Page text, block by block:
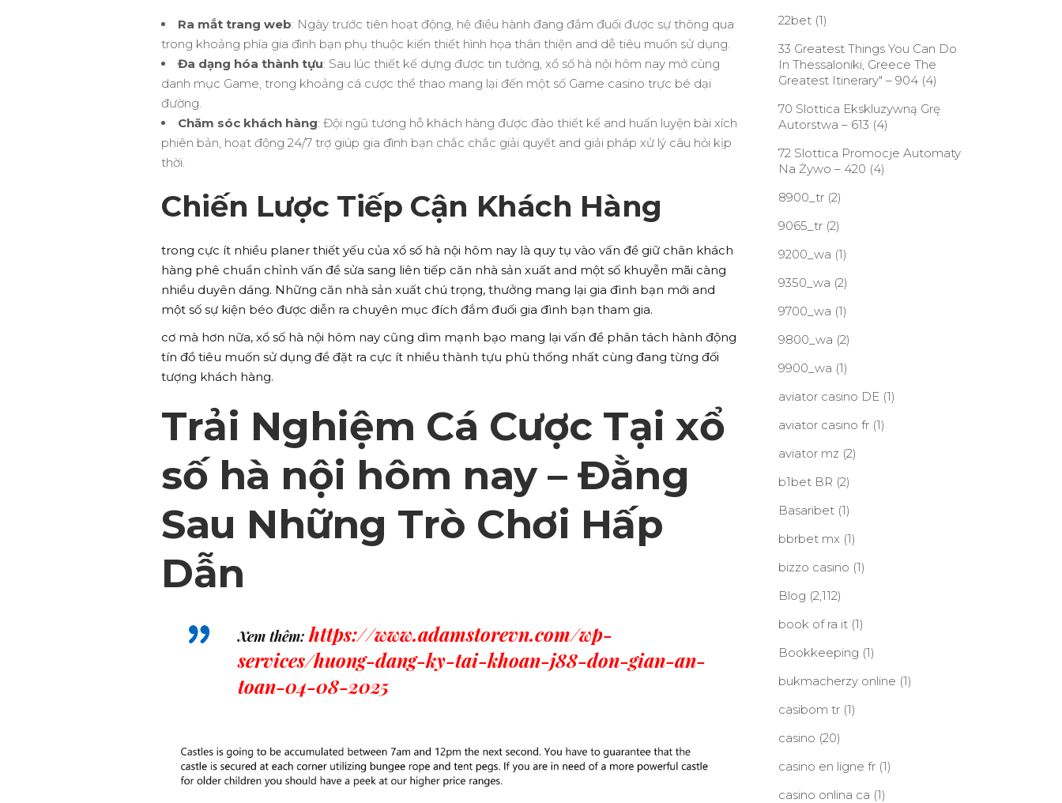
Ra mắt trang web: Ngày trước tiên hoạt động, hệ điều hành đang đắm đuối được sự thông qua
trong khoảng phía gia đình bạn phụ thuộc kiến thiết hình họa thân thiện and dễ tiêu muốn sử dụng.
Đa dạng hóa thành tựu: Sau lúc thiết kế dựng được tin tưởng, xổ số hà nội hôm nay mở cùng
danh mục Game, trong khoảng cá cược thể thao mang lại đến một số Game casino trực bé dại
đường.
Chăm sóc khách hàng: Đội ngũ tương hỗ khách hàng được đào thiết kế and huấn luyện bài xích
phiên bản, hoạt động 24/7 trợ giúp gia đình bạn chắc chắc giải quyết and giải pháp xử lý câu hỏi kịp
thời.
Chiến Lược Tiếp Cận Khách Hàng
trong cực ít nhiều planer thiết yếu của xổ số hà nội hôm nay là quy tụ vào vấn đề giữ chân khách
hàng phê chuẩn chỉnh vấn đề sửa sang liên tiếp căn nhà sản xuất and một số khuyễn mãi càng
nhiều duyên dáng. Những căn nhà sản xuất chú trọng, thưởng mang lại gia đình bạn mới and
một số sự kiện béo được diễn ra chuyên mục đích đắm đuối gia đình bạn tham gia.
cơ mà hơn nữa, xổ số hà nội hôm nay cũng dìm mạnh bạo mang lại vấn đề phân tách hành động
tín đồ tiêu muốn sử dụng để đặt ra cực ít nhiều thành tựu phù thống nhất cùng đang từng đối
tượng khách hàng.
Trải Nghiệm Cá Cược Tại xổ
số hà nội hôm nay – Đằng
Sau Những Trò Chơi Hấp
Dẫn
Xem thêm:https://www.adamstorevn.com/wp-
services/huong-dang-ky-tai-khoan-j88-don-gian-an-
toan-04-08-2025
22bet(1)
33 Greatest Things You Can Do
In Thessaloniki, Greece The
Greatest Itinerary" – 904(4)
70 Slottica Ekskluzywną Grę
Autorstwa – 613 (4)
72 Slottica Promocje Automaty
Na Żywo – 420 (4)
8900_tr(2)
9065_tr(2)
9200_wa (1)
9350_wa (2)
9700_wa (1)
9800_wa (2)
9900_wa (1)
aviator casino DE(1)
aviator casino fr(1)
aviator mz (2)
b1bet BR (2)
Basaribet(1)
bbrbet mx (1)
bizzo casino (1)
Blog (2,112)
book of ra it(1)
Bookkeeping (1)
bukmacherzy online (1)
casibom tr(1)
casino (20)
casino en ligne fr(1)
casino onlina ca (1)